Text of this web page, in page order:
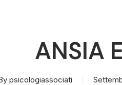
ANSIA
psicologiassociati